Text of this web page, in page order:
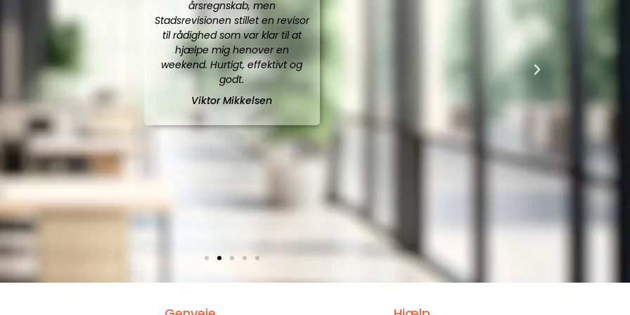
årsregnskab, men
Stadsrevisionen stillet en revisor
til rådighed som var klar til at
hjælpe mig henover en
weekend. Hurtigt, effektivt og
godt.
Viktor Mikkelsen